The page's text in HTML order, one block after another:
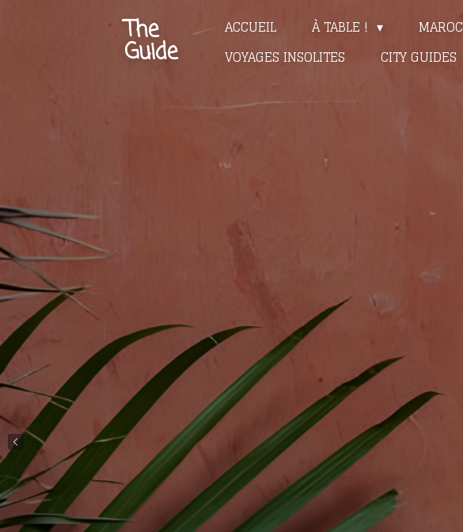
The
Guide
ACCUEIL À TABLE ! MAROC
VOYAGES INSOLITES
CITY GUIDES